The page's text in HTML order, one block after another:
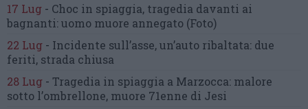
17 Lug - Choc in spiaggia, tragedia davanti ai
bagnanti:uomo muore annegato (Foto)
22 Lug - Incidente sull’asse, un’auto ribaltata: due
feriti, strada chiusa
28 Lug - Tragedia in spiaggia a Marzocca: malore
sotto l’ombrellone, muore 71enne di Jesi